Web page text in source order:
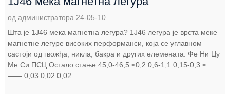
од администратора 24-05-10
Шта је 1Ј46 мека магнетна легура? 1Ј46 легура је врста меке
магнетне легуре високих перформанси, која се углавном
састоји од гвожђа, никла, бакра и других елемената. Фе Ни Цу
Мн Си ПСЦ Остало стање 45,0-46,5 ≤0,2 0,6-1,1 0,15-0,3 ≤
—— 0,03 0,02 0,02 ...